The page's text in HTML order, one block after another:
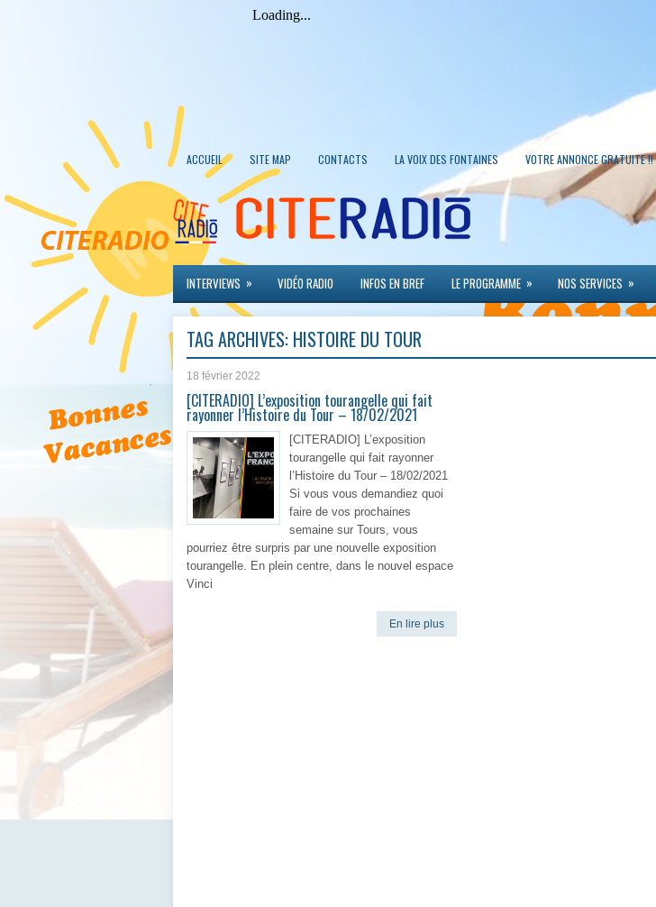
ACCUEIL SITE MAP CONTACTS LA VOIX DES FONTAINES VOTRE ANNONCE GRATUITE !!
INTERVIEWS » VIDÉO RADIO INFOS EN BREF LE PROGRAMME » NOS SERVICES »
TAG ARCHIVES: HISTOIRE DU TOUR
18 février 2022
[CITERADIO] L’exposition tourangelle qui fait
rayonner l’Histoire du Tour – 18/02/2021
[CITERADIO] L’exposition
tourangelle qui fait rayonner
l’Histoire du Tour – 18/02/2021
Si vous vous demandiez quoi
faire de vos prochaines
semaine sur Tours, vous
pourriez être surpris par une nouvelle exposition
tourangelle. En plein centre, dans le nouvel espace
Vinci
En lire plus